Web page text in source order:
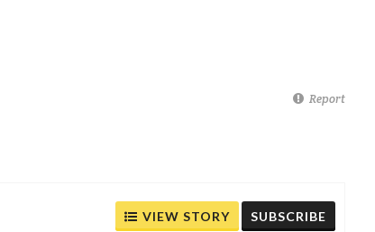
Report
VIEW STORY SUBSCRIBE